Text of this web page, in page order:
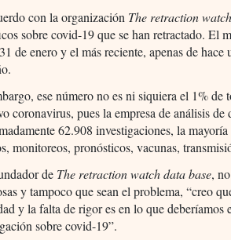
con la organización The retraction
sobre covid-19 que se han retractado. El
de enero y el más reciente, apenas de
ese número no es ni siquiera el 1% de
coronavirus, pues la empresa de análisis de
62.908 investigaciones, la
monitoreos, pronósticos, vacunas,
de The retraction watch data base,
y tampoco que sean el problema, “creo
y la falta de rigor es en lo que deberíamos
sobre covid-19”.